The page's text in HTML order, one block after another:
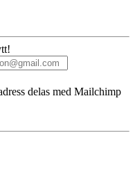
delas med Mailchimp